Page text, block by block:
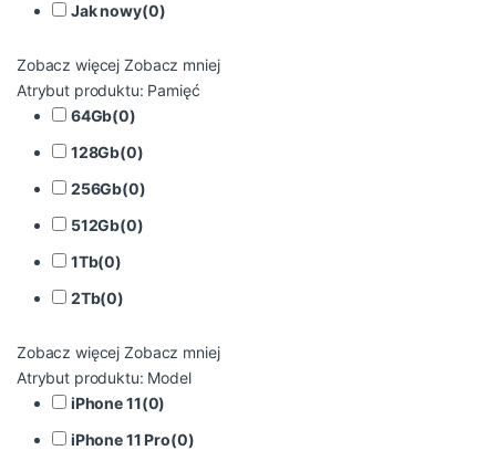
Jak nowy(0)
Zobacz więcej Zobacz mniej
Atrybut produktu: Pamięć
64Gb(0)
128Gb(0)
256Gb(0)
512Gb(0)
1Tb(0)
2Tb(0)
Zobacz więcej Zobacz mniej
Atrybut produktu: Model
iPhone 11(0)
iPhone 11 Pro(0)